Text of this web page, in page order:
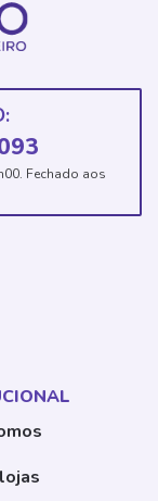
Fechado aos